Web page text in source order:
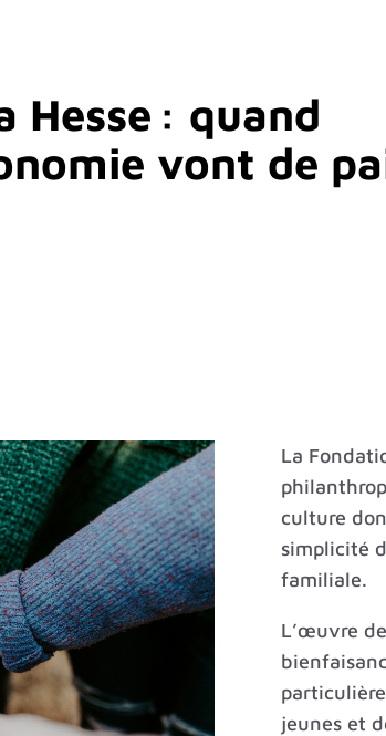
Hesse : quand
vont de
La
culture
simplicité
familiale.
L’œuvre
jeunes et